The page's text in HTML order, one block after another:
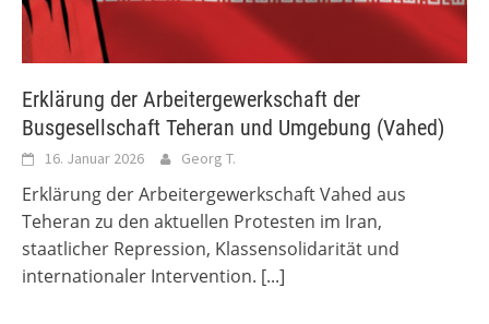
Erklärung der Arbeitergewerkschaft der
Busgesellschaft Teheran und Umgebung (Vahed)
16. Januar 2026 Georg T.
Erklärung der Arbeitergewerkschaft Vahed aus
Teheran zu den aktuellen Protesten im Iran,
staatlicher Repression, Klassensolidarität und
internationaler Intervention. [...]